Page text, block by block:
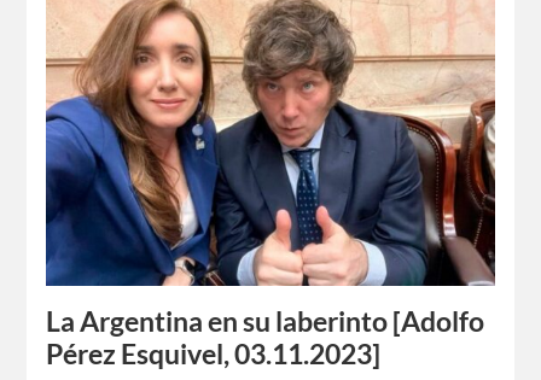
La Argentina en su laberinto [Adolfo
Pérez Esquivel, 03.11.2023]